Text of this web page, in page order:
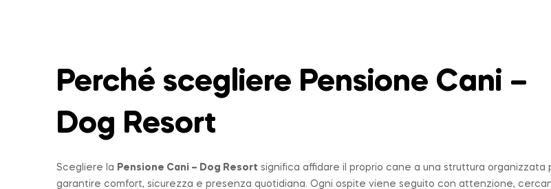
Perché scegliere Pensione Cani –
Dog Resort
Scegliere la Pensione Cani – Dog Resort significa affidare il proprio cane a una struttura organizzata
garantire comfort, sicurezza e presenza quotidiana. Ogni ospite viene seguito con attenzione,